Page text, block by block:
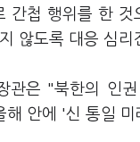
간첩 행위를 한
않도록 대응 심
관은 "북한의 인
안에 '신 통일